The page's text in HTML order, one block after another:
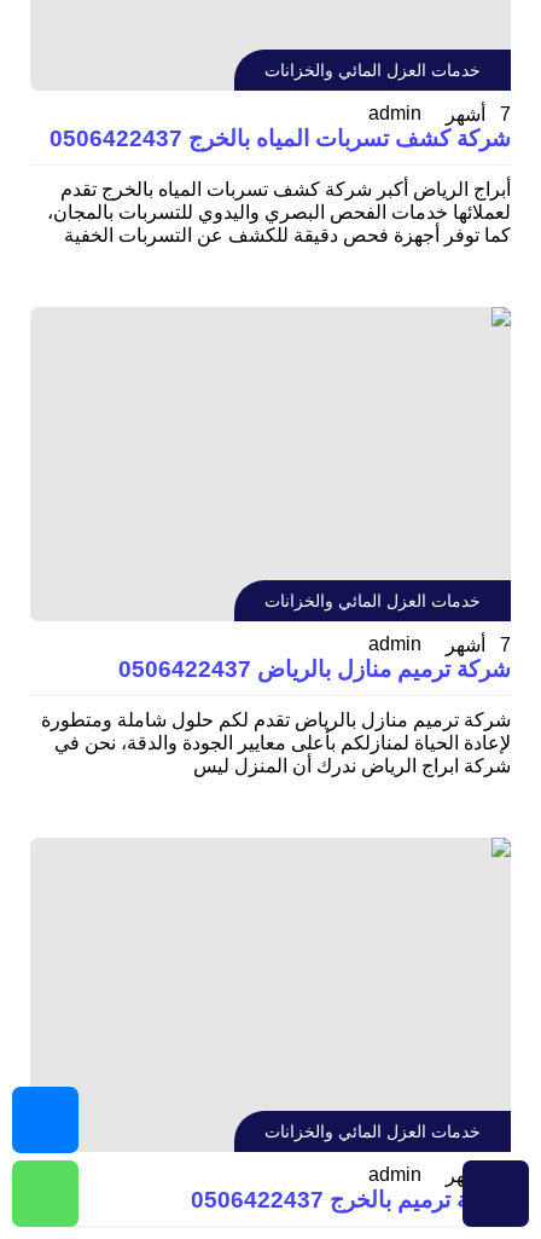
خدمات العزل المائي والخزانات
7 أشهر admin
شركة كشف تسربات المياه بالخرج 0506422437
أبراج الرياض أكبر شركة كشف تسربات المياه بالخرج تقدم
لعملائها خدمات الفحص البصري واليدوي للتسربات بالمجان،
كما توفر أجهزة فحص دقيقة للكشف عن التسربات الخفية
خدمات العزل المائي والخزانات
7 أشهر admin
شركة ترميم منازل بالرياض 0506422437
شركة ترميم منازل بالرياض تقدم لكم حلول شاملة ومتطورة
لإعادة الحياة لمنازلكم بأعلى معايير الجودة والدقة، نحن في
شركة ابراج الرياض ندرك أن المنزل ليس
خدمات العزل المائي والخزانات
admin
شركة ترميم بالخرج 0506422437